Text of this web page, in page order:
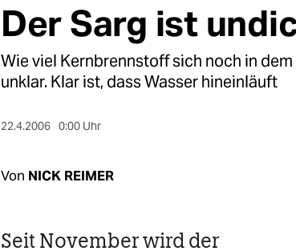
Der Sarg ist
Wie viel Kernbrennstoff sich noch in
unklar. Klar ist, dass Wasser hineinläuft
22.4.2006 0:00 Uhr
Von NICK REIMER
Seit November wird der